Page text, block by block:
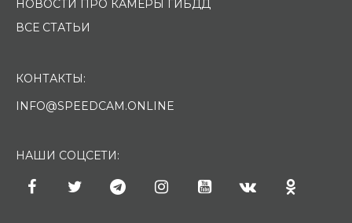
НОВОСТИ ПРО КАМЕРЫ ГИБДД
ВСЕ СТАТЬИ
КОНТАКТЫ:
INFO@SPEEDCAM.ONLINE
НАШИ СОЦСЕТИ: